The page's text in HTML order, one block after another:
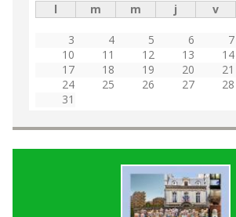
l m m j v
3
4 5 6 7
10
11 12 13 14
17
18 19 20 21
24
25 26 27 28
31